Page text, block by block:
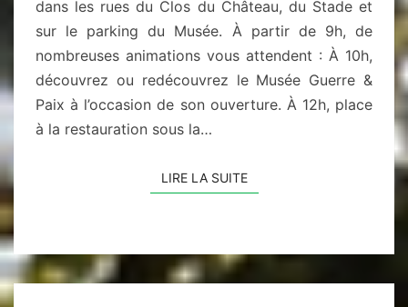
dans les rues du Clos du Château, du Stade et
sur le parking du Musée. À partir de 9h, de
nombreuses animations vous attendent : À 10h,
découvrez ou redécouvrez le Musée Guerre &
Paix à l’occasion de son ouverture. À 12h, place
à la restauration sous la…
LIRE LA SUITELIRE LA SUITE